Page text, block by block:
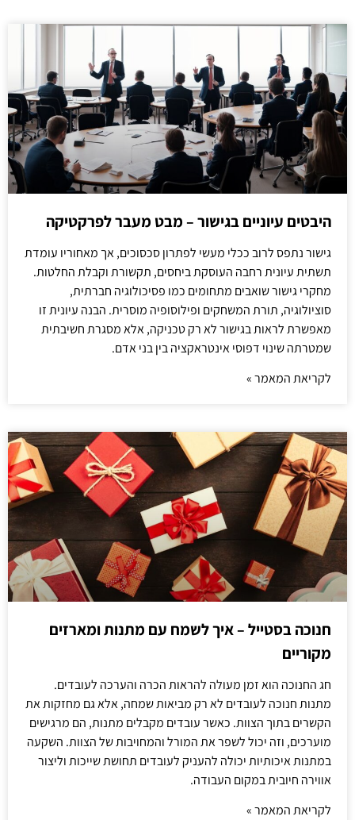
היבטים עיוניים בגישור – מבט מעבר לפרקטיקה
גישור נתפס לרוב ככלי מעשי לפתרון סכסוכים, אך מאחוריו עומדת
תשתית עיונית רחבה העוסקת ביחסים, תקשורת וקבלת החלטות.
מחקרי גישור שואבים מתחומים כמו פסיכולוגיה חברתית,
סוציולוגיה, תורת המשחקים ופילוסופיה מוסרית. הבנה עיונית זו
מאפשרת לראות בגישור לא רק טכניקה, אלא מסגרת חשיבתית
שמטרתה שינוי דפוסי אינטראקציה בין בני אדם.
לקריאת המאמר »
חנוכה בסטייל – איך לשמח עם מתנות ומארזים
מקוריים
חג החנוכה הוא זמן מעולה להראות הכרה והערכה לעובדים.
מתנות חנוכה לעובדים לא רק מביאות שמחה, אלא גם מחזקות את
הקשרים בתוך הצוות. כאשר עובדים מקבלים מתנות, הם מרגישים
מוערכים, וזה יכול לשפר את המורל והמחויבות של הצוות. השקעה
במתנות איכותיות יכולה להעניק לעובדים תחושת שייכות וליצור
אווירה חיובית במקום העבודה.
לקריאת המאמר »